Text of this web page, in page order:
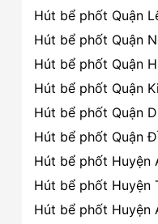
Hút bể phốt Quận
Hút bể phốt Quận
Hút bể phốt Quận
Hút bể phốt Quận
Hút bể phốt Quận
Hút bể phốt Quận
Hút bể phốt Huyện
Hút bể phốt Huyện
Hút bể phốt Huyện